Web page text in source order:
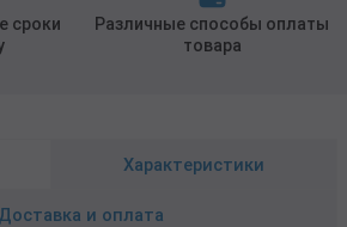
сроки
Различные способы оплаты
товара
Характеристики
Доставка и оплата